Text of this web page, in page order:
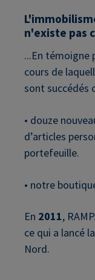
n'existe pas
...En témoigne
cours de
sont succédés
• douze
d’articles
portefeuille.
• notre
En 2011,
ce qui a lancé
Nord.